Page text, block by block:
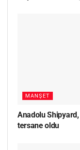
MANŞET
Anadolu Shipyard,
tersane oldu